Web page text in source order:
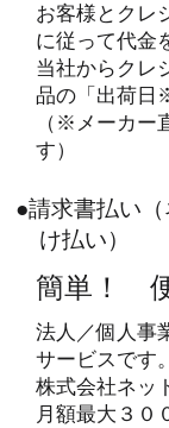
お客様とクレ
に従って代金
当社からクレ
品の「出荷日
（※メーカー
す）
●請求書払い
け払い）
簡単！
法人／個人事
サービスです。
株式会社ネッ
月額最大３０